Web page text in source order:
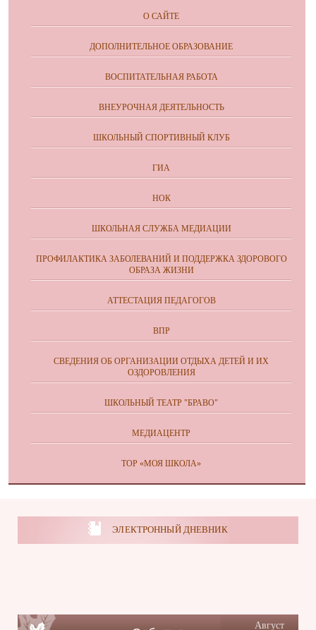
О САЙТЕ
ДОПОЛНИТЕЛЬНОЕ ОБРАЗОВАНИЕ
ВОСПИТАТЕЛЬНАЯ РАБОТА
ВНЕУРОЧНАЯ ДЕЯТЕЛЬНОСТЬ
ШКОЛЬНЫЙ СПОРТИВНЫЙ КЛУБ
ГИА
НОК
ШКОЛЬНАЯ СЛУЖБА МЕДИАЦИИ
ПРОФИЛАКТИКА ЗАБОЛЕВАНИЙ И ПОДДЕРЖКА ЗДОРОВОГО
ОБРАЗА ЖИЗНИ
АТТЕСТАЦИЯ ПЕДАГОГОВ
ВПР
СВЕДЕНИЯ ОБ ОРГАНИЗАЦИИ ОТДЫХА ДЕТЕЙ И ИХ
ОЗДОРОВЛЕНИЯ
ШКОЛЬНЫЙ ТЕАТР "БРАВО"
МЕДИАЦЕНТР
ТОР «МОЯ ШКОЛА»
ЭЛЕКТРОННЫЙ ДНЕВНИК
Август